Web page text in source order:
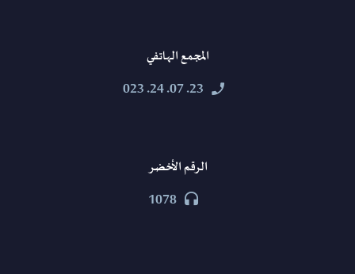
المجمع الهاتفي


23. 07. 24. 023
الرقم الأخضر


1078